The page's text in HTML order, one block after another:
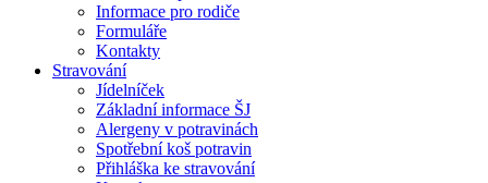
Informace pro rodiče
Formuláře
Kontakty
Stravování
Jídelníček
Základní informace ŠJ
Alergeny v potravinách
Spotřební koš potravin
Přihláška ke stravování